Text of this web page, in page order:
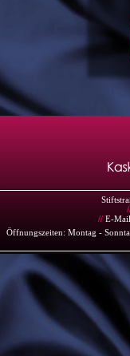
// E-
Öffnungszeiten: Montag -